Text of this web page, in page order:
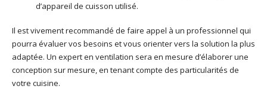
d’appareil de cuisson utilisé.
Il est vivement recommandé de faire appel à un professionnel qui
pourra évaluer vos besoins et vous orienter vers la solution la plus
adaptée. Un expert en ventilation sera en mesure d’élaborer une
conception sur mesure, en tenant compte des particularités de
votre cuisine.